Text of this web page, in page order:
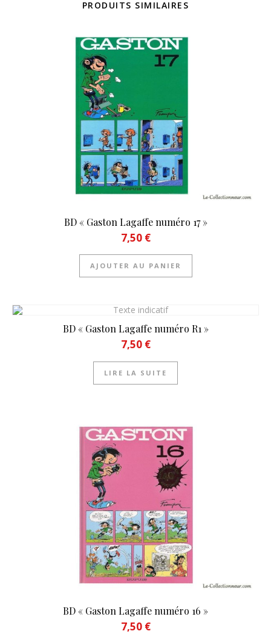
PRODUITS SIMILAIRES
BD « Gaston Lagaffe numéro 17 »
7,50 €
AJOUTER AU PANIER
BD « Gaston Lagaffe numéro R1 »
7,50 €
LIRE LA SUITE
BD « Gaston Lagaffe numéro 16 »
7,50 €